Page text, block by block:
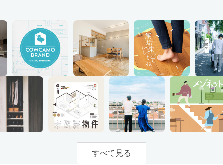
すべて見る